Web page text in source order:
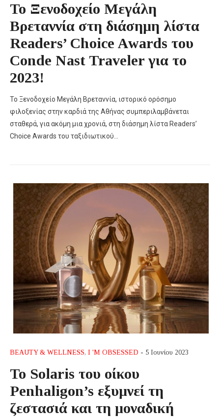
Το Ξενοδοχείο Μεγάλη
Βρεταννία στη διάσημη λίστα
Readers’ Choice Awards του
Conde Nast Traveler για το
2023!
Το Ξενοδοχείο Μεγάλη Βρεταννία, ιστορικό ορόσημο
φιλοξενίας στην καρδιά της Αθήνας συμπεριλαμβάνεται
σταθερά, για ακόμη μια χρονιά, στη διάσημη λίστα Readers’
Choice Awards του ταξιδιωτικού…
BEAUTY & WELLNESS, I 'M OBSESSED - 5 Ιουνίου 2023
Το Solaris του οίκου
Penhaligon’s εξυμνεί τη
ζεστασιά και τη μοναδική